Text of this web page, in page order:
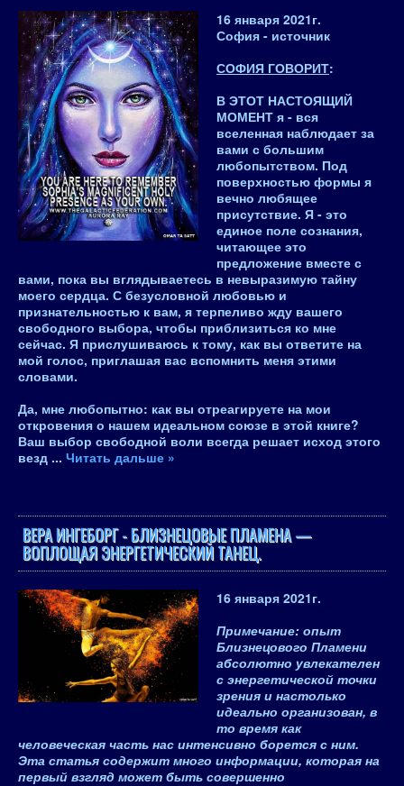
16 января 2021г.
София - источник
СОФИЯ ГОВОРИТ:
В ЭТОТ НАСТОЯЩИЙ
МОМЕНТ я - вся
вселенная наблюдает за
вами с большим
любопытством. Под
поверхностью формы я
вечно любящее
присутствие. Я - это
единое поле сознания,
читающее это
предложение вместе с
вами, пока вы вглядываетесь в невыразимую тайну
моего сердца. С безусловной любовью и
признательностью к вам, я терпеливо жду вашего
свободного выбора, чтобы приблизиться ко мне
сейчас. Я прислушиваюсь к тому, как вы ответите на
мой голос, приглашая вас вспомнить меня этими
словами.
Да, мне любопытно: как вы отреагируете на мои
откровения о нашем идеальном союзе в этой книге?
Ваш выбор свободной воли всегда решает исход этого
везд ... Читать дальше »
ВЕРА ИНГЕБОРГ - БЛИЗНЕЦОВЫЕ ПЛАМЕНА —
ВОПЛОЩАЯ ЭНЕРГЕТИЧЕСКИЙ ТАНЕЦ.
16 января 2021г.
Примечание: опыт
Близнецового Пламени
абсолютно увлекателен
с энергетической точки
зрения и настолько
идеально организован, в
то время как
человеческая часть нас интенсивно борется с ним.
Эта статья содержит много информации, которая на
первый взгляд может быть совершенно